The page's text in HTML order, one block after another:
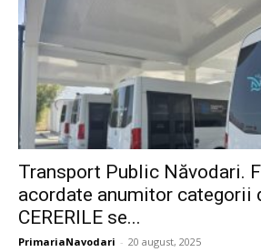
Transport Public Năvodari.
acordate anumitor categorii
CERERILE se...
PrimariaNavodari - 20 august, 2025